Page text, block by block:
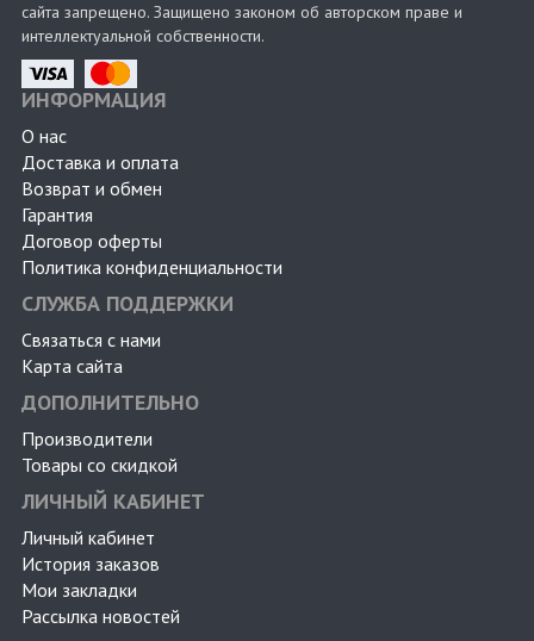
сайта запрещено. Защищено законом об авторском праве и
интеллектуальной собственности.
ИНФОРМАЦИЯ
О нас
Доставка и оплата
Возврат и обмен
Гарантия
Договор оферты
Политика конфиденциальности
СЛУЖБА ПОДДЕРЖКИ
Связаться с нами
Карта сайта
ДОПОЛНИТЕЛЬНО
Производители
Товары со скидкой
ЛИЧНЫЙ КАБИНЕТ
Личный кабинет
История заказов
Мои закладки
Рассылка новостей